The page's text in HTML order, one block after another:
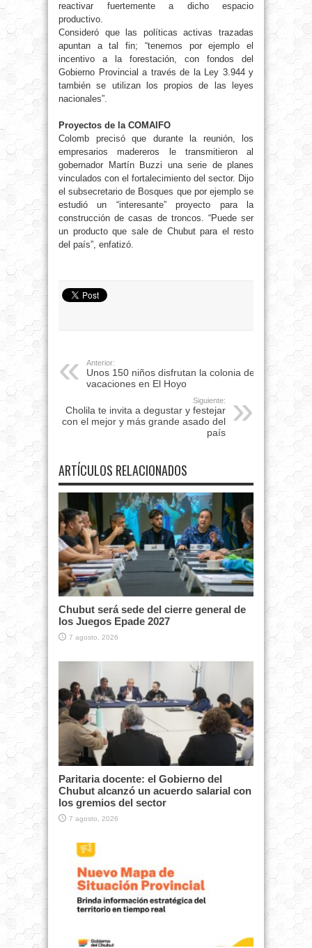
reactivar fuertemente a dicho espacio
productivo.
Consideró que las políticas activas trazadas
apuntan a tal fin; “tenemos por ejemplo el
incentivo a la forestación, con fondos del
Gobierno Provincial a través de la Ley 3.944 y
también se utilizan los propios de las leyes
nacionales”.
Proyectos de la COMAIFO
Colomb precisó que durante la reunión, los
empresarios madereros le transmitieron al
gobernador Martín Buzzi una serie de planes
vinculados con el fortalecimiento del sector. Dijo
el subsecretario de Bosques que por ejemplo se
estudió un “interesante” proyecto para la
construcción de casas de troncos. “Puede ser
un producto que sale de Chubut para el resto
del país”, enfatizó.
Anterior:
Unos 150 niños disfrutan la colonia de
vacaciones en El Hoyo
Siguiente:
Cholila te invita a degustar y festejar
con el mejor y más grande asado del
país
ARTÍCULOS RELACIONADOS
Chubut será sede del cierre general de
los Juegos Epade 2027
7 agosto, 2026
Paritaria docente: el Gobierno del
Chubut alcanzó un acuerdo salarial con
los gremios del sector
7 agosto, 2026